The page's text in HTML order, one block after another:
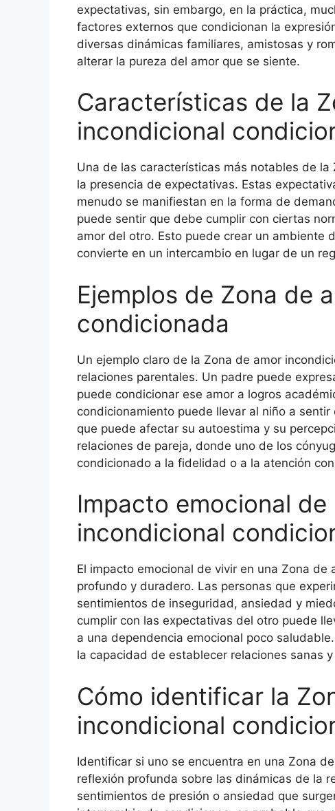
expectativas, sin embargo, en la práctica,
factores externos que condicionan la
diversas dinámicas familiares, amistosas y
alterar la pureza del amor que se siente.
Características de la
incondicional
Una de las características más notables de
la presencia de expectativas. Estas
menudo se manifiestan en la forma de
puede sentir que debe cumplir con ciertas
amor del otro. Esto puede crear un ambiente
convierte en un intercambio en lugar de un
Ejemplos de Zona de
condicionada
Un ejemplo claro de la Zona de amor
relaciones parentales. Un padre puede
puede condicionar ese amor a logros
condicionamiento puede llevar al niño a
que puede afectar su autoestima y su
relaciones de pareja, donde uno de los
condicionado a la fidelidad o a la atención
Impacto emocional
incondicional
El impacto emocional de vivir en una Zona
profundo y duradero. Las personas que
sentimientos de inseguridad, ansiedad y
cumplir con las expectativas del otro puede
a una dependencia emocional poco
la capacidad de establecer relaciones sanas
Cómo identificar la
incondicional
Identificar si uno se encuentra en una Zona
reflexión profunda sobre las dinámicas de la
sentimientos de presión o ansiedad que